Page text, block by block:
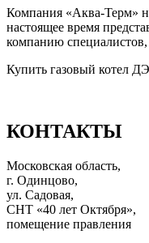
DGB
100–
300
Компания «Аква-Терм»
настоящее время
компанию
Купить газовый котел
КОНТАКТЫ
Московская область,
г. Одинцово,
ул. Садовая,
СНТ «40 лет Октября»,
помещение правления